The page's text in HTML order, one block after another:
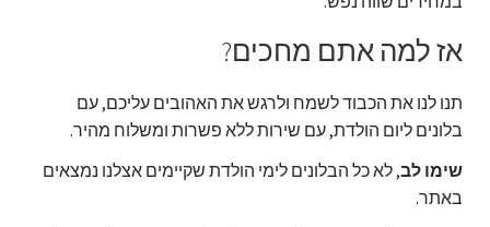
אז למה אתם מחכים?
תנו לנו את הכבוד לשמח ולרגש את האהובים עליכם, עם
בלונים ליום הולדת, עם שירות ללא פשרות ומשלוח מהיר.
שימו לב, לא כל הבלונים לימי הולדת שקיימים אצלנו נמצאים
באתר.